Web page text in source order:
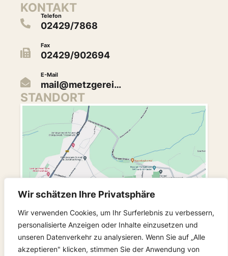
Wir schätzen Ihre Privatsphäre
Wir verwenden Cookies, um Ihr Surferlebnis zu verbessern,
personalisierte Anzeigen oder Inhalte einzusetzen und
unseren Datenverkehr zu analysieren. Wenn Sie auf „Alle
akzeptieren" klicken, stimmen Sie der Anwendung von
KONTAKT
Telefon
02429/7868
Fax
02429/902694
E-Mail
mail@metzgerei…
STANDORT
FOLGEN SIE UNS